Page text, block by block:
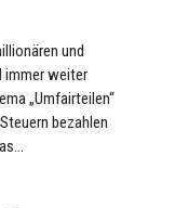
und
immer weiter
„Umfairteilen“
bezahlen